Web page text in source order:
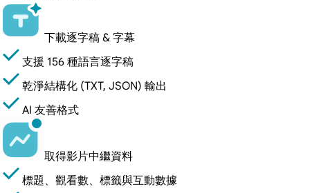
下載逐字稿 & 字幕
支援 156 種語言逐字稿
乾淨結構化 (TXT, JSON) 輸出
AI 友善格式
取得影片中繼資料
標題、觀看數、標籤與互動數據